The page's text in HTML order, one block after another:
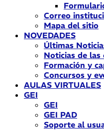
Correo
Mapa del sitio
NOVEDADES
Últimas
Noticias de las
Formación y
Concursos y
AULAS VIRTUALES
GEI
GEI
GEI PAD
Soporte al